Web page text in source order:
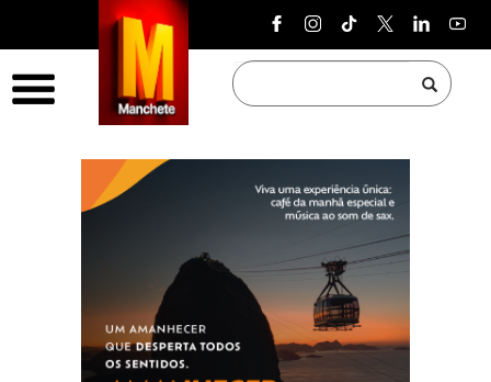
Pular para o conteúdo